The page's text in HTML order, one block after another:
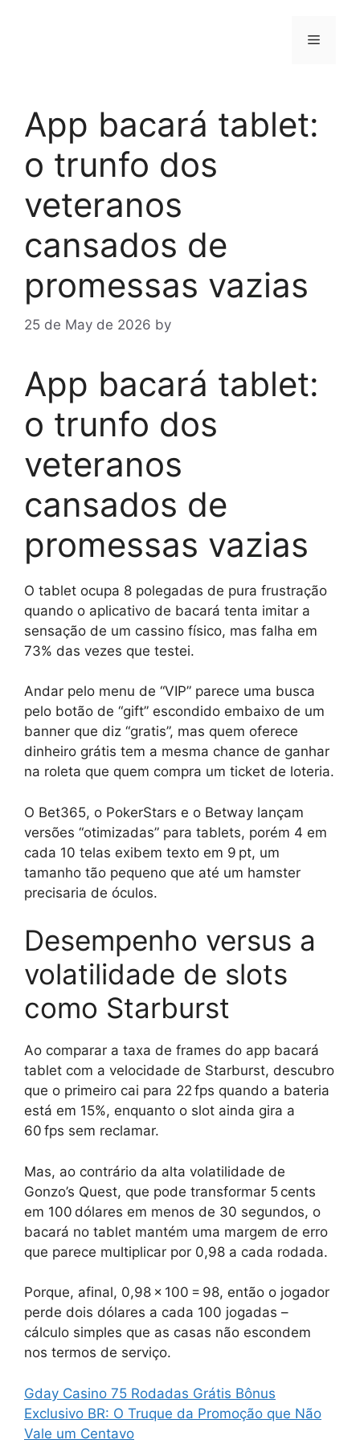
Menu
App bacará tablet:
o trunfo dos
veteranos
cansados de
promessas vazias
25 de May de 2026 by
App bacará tablet:
o trunfo dos
veteranos
cansados de
promessas vazias
O tablet ocupa 8 polegadas de pura frustração
quando o aplicativo de bacará tenta imitar a
sensação de um cassino físico, mas falha em
73% das vezes que testei.
Andar pelo menu de “VIP” parece uma busca
pelo botão de “gift” escondido embaixo de um
banner que diz “gratis”, mas quem oferece
dinheiro grátis tem a mesma chance de ganhar
na roleta que quem compra um ticket de loteria.
O Bet365, o PokerStars e o Betway lançam
versões “otimizadas” para tablets, porém 4 em
cada 10 telas exibem texto em 9 pt, um
tamanho tão pequeno que até um hamster
precisaria de óculos.
Desempenho versus a
volatilidade de slots
como Starburst
Ao comparar a taxa de frames do app bacará
tablet com a velocidade de Starburst, descubro
que o primeiro cai para 22 fps quando a bateria
está em 15%, enquanto o slot ainda gira a
60 fps sem reclamar.
Mas, ao contrário da alta volatilidade de
Gonzo’s Quest, que pode transformar 5 cents
em 100 dólares em menos de 30 segundos, o
bacará no tablet mantém uma margem de erro
que parece multiplicar por 0,98 a cada rodada.
Porque, afinal, 0,98 × 100 = 98, então o jogador
perde dois dólares a cada 100 jogadas –
cálculo simples que as casas não escondem
nos termos de serviço.
Gday Casino 75 Rodadas Grátis Bônus
Exclusivo BR: O Truque da Promoção que Não
Vale um Centavo